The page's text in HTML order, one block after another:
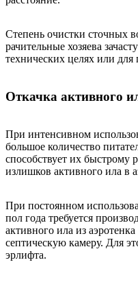
Степень очистки сточных
рачительные хозяева
технических целях или для
Откачка активного
При интенсивном
большое количество
способствует их
излишков активного ила в
При постоянном
пол года требуется
активного ила из
септическую камеру. Для
эрлифта.